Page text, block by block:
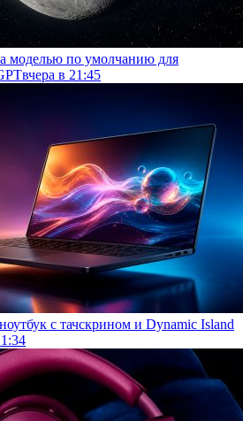
моделью по умолчанию для
вчера в 21:45
с тачскрином и Dynamic Island